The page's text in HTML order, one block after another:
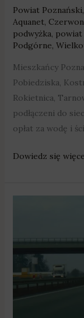
Powiat Poznański,
Aquanet,
podwyżka, powiat
Podgórne,
Mieszkańcy
Pobiedziska,
Rokietnica,
podłączeni do
opłat za wodę i
Dowiedz się
wyższe
opłaty